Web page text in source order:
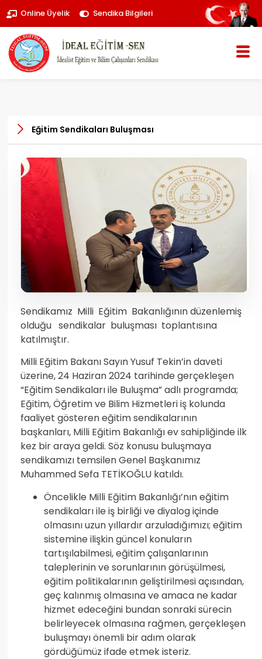
Online Üyelik Sendika Bilgileri
Eğitim Sendikaları Buluşması
Sendikamız Milli Eğitim Bakanlığının düzenlemiş
olduğu sendikalar buluşması toplantısına
katılmıştır.
Milli Eğitim Bakanı Sayın Yusuf Tekin’in daveti
üzerine, 24 Haziran 2024 tarihinde gerçekleşen
“Eğitim Sendikaları ile Buluşma” adlı programda;
Eğitim, Öğretim ve Bilim Hizmetleri iş kolunda
faaliyet gösteren eğitim sendikalarının
başkanları, Milli Eğitim Bakanlığı ev sahipliğinde ilk
kez bir araya geldi. Söz konusu buluşmaya
sendikamızı temsilen Genel Başkanımız
Muhammed Sefa TETİKOĞLU katıldı.
Öncelikle Milli Eğitim Bakanlığı’nın eğitim
sendikaları ile iş birliği ve diyalog içinde
olmasını uzun yıllardır arzuladığımızı; eğitim
sistemine ilişkin güncel konuların
tartışılabilmesi, eğitim çalışanlarının
taleplerinin ve sorunlarının görüşülmesi,
eğitim politikalarının geliştirilmesi açısından,
geç kalınmış olmasına ve amaca ne kadar
hizmet edeceğini bundan sonraki sürecin
belirleyecek olmasına rağmen, gerçekleşen
buluşmayı önemli bir adım olarak
gördüğümüz ifade etmek isteriz.